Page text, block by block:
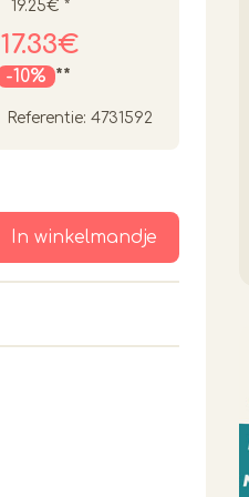
19.25€ *
17.33€
-10% **
Referentie: 4731592
In winkelmandje